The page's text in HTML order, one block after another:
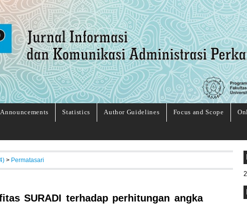
Announcements Statistics Author Guidelines Focus and Scope
> Permatasari
SURADI terhadap perhitungan angka